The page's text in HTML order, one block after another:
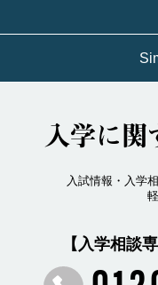
入学に関
入試情報・入学
【入学相談